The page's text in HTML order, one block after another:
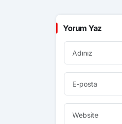
Yorum Yaz